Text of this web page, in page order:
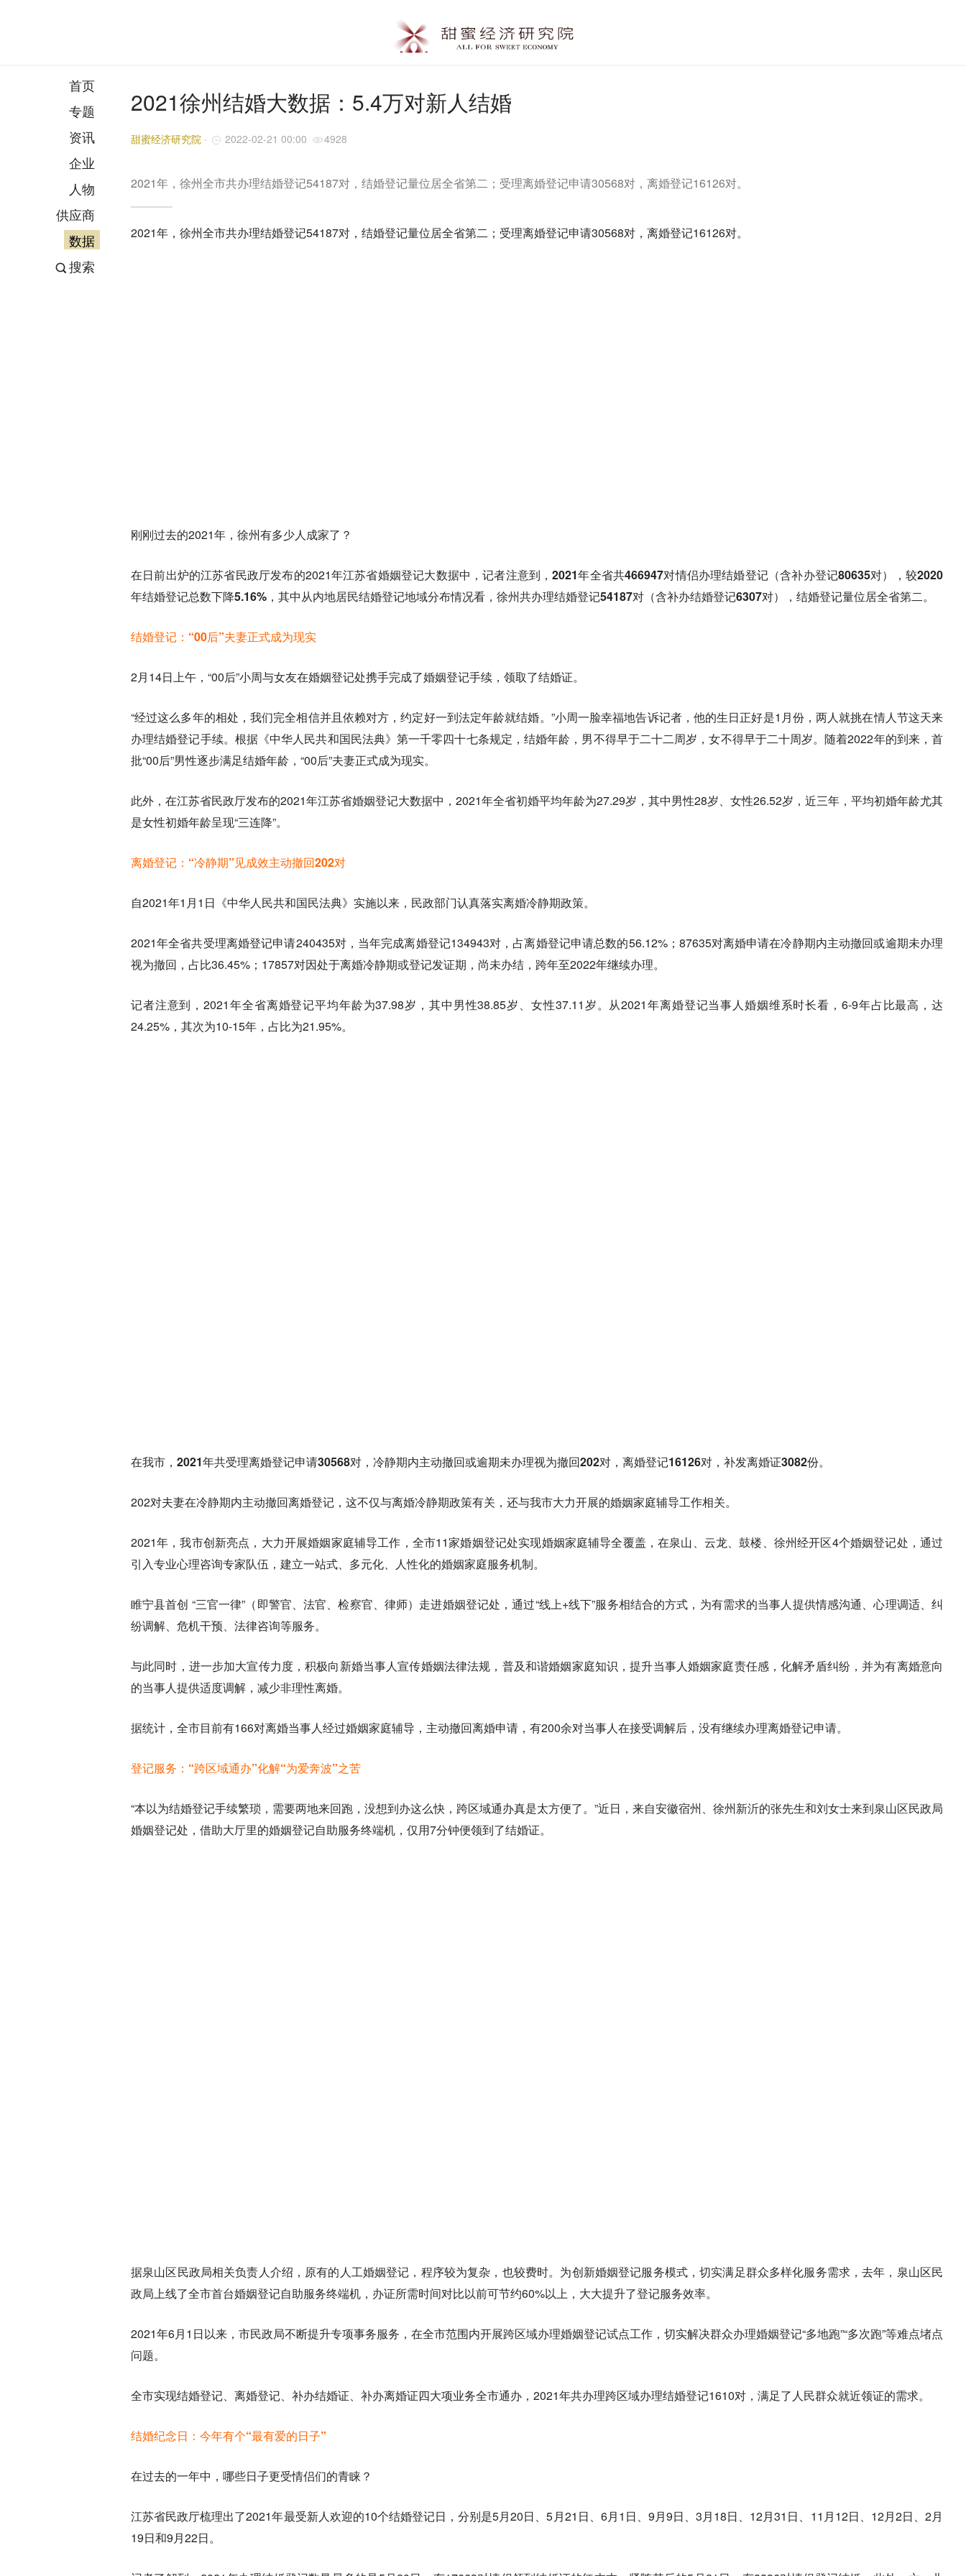
首页
专题
资讯
企业
人物
供应商
数据
搜索
2021徐州结婚大数据：5.4万对新人结婚
甜蜜经济研究院 · 2022-02-21 00:00 4928
2021年，徐州全市共办理结婚登记54187对，结婚登记量位居全省第二；受理离婚登记申请30568对，离婚登记16126对。
2021年，徐州全市共办理结婚登记54187对，结婚登记量位居全省第二；受理离婚登记申请30568对，离婚登记16126对。
刚刚过去的2021年，徐州有多少人成家了？
在日前出炉的江苏省民政厅发布的2021年江苏省婚姻登记大数据中，记者注意到，2021年全省共466947对情侣办理结婚登记（含补办登记80635对），较2020
年结婚登记总数下降5.16%，其中从内地居民结婚登记地域分布情况看，徐州共办理结婚登记54187对（含补办结婚登记6307对），结婚登记量位居全省第二。
结婚登记：“00后”夫妻正式成为现实
2月14日上午，“00后”小周与女友在婚姻登记处携手完成了婚姻登记手续，领取了结婚证。
“经过这么多年的相处，我们完全相信并且依赖对方，约定好一到法定年龄就结婚。”小周一脸幸福地告诉记者，他的生日正好是1月份，两人就挑在情人节这天来
办理结婚登记手续。根据《中华人民共和国民法典》第一千零四十七条规定，结婚年龄，男不得早于二十二周岁，女不得早于二十周岁。随着2022年的到来，首
批“00后”男性逐步满足结婚年龄，“00后”夫妻正式成为现实。
此外，在江苏省民政厅发布的2021年江苏省婚姻登记大数据中，2021年全省初婚平均年龄为27.29岁，其中男性28岁、女性26.52岁，近三年，平均初婚年龄尤其
是女性初婚年龄呈现“三连降”。
离婚登记：“冷静期”见成效主动撤回202对
自2021年1月1日《中华人民共和国民法典》实施以来，民政部门认真落实离婚冷静期政策。
2021年全省共受理离婚登记申请240435对，当年完成离婚登记134943对，占离婚登记申请总数的56.12%；87635对离婚申请在冷静期内主动撤回或逾期未办理
视为撤回，占比36.45%；17857对因处于离婚冷静期或登记发证期，尚未办结，跨年至2022年继续办理。
记者注意到，2021年全省离婚登记平均年龄为37.98岁，其中男性38.85岁、女性37.11岁。从2021年离婚登记当事人婚姻维系时长看，6-9年占比最高，达
24.25%，其次为10-15年，占比为21.95%。
在我市，2021年共受理离婚登记申请30568对，冷静期内主动撤回或逾期未办理视为撤回202对，离婚登记16126对，补发离婚证3082份。
202对夫妻在冷静期内主动撤回离婚登记，这不仅与离婚冷静期政策有关，还与我市大力开展的婚姻家庭辅导工作相关。
2021年，我市创新亮点，大力开展婚姻家庭辅导工作，全市11家婚姻登记处实现婚姻家庭辅导全覆盖，在泉山、云龙、鼓楼、徐州经开区4个婚姻登记处，通过
引入专业心理咨询专家队伍，建立一站式、多元化、人性化的婚姻家庭服务机制。
睢宁县首创 “三官一律”（即警官、法官、检察官、律师）走进婚姻登记处，通过“线上+线下”服务相结合的方式，为有需求的当事人提供情感沟通、心理调适、纠
纷调解、危机干预、法律咨询等服务。
与此同时，进一步加大宣传力度，积极向新婚当事人宣传婚姻法律法规，普及和谐婚姻家庭知识，提升当事人婚姻家庭责任感，化解矛盾纠纷，并为有离婚意向
的当事人提供适度调解，减少非理性离婚。
据统计，全市目前有166对离婚当事人经过婚姻家庭辅导，主动撤回离婚申请，有200余对当事人在接受调解后，没有继续办理离婚登记申请。
登记服务：“跨区域通办”化解“为爱奔波”之苦
“本以为结婚登记手续繁琐，需要两地来回跑，没想到办这么快，跨区域通办真是太方便了。”近日，来自安徽宿州、徐州新沂的张先生和刘女士来到泉山区民政局
婚姻登记处，借助大厅里的婚姻登记自助服务终端机，仅用7分钟便领到了结婚证。
据泉山区民政局相关负责人介绍，原有的人工婚姻登记，程序较为复杂，也较费时。为创新婚姻登记服务模式，切实满足群众多样化服务需求，去年，泉山区民
政局上线了全市首台婚姻登记自助服务终端机，办证所需时间对比以前可节约60%以上，大大提升了登记服务效率。
2021年6月1日以来，市民政局不断提升专项事务服务，在全市范围内开展跨区域办理婚姻登记试点工作，切实解决群众办理婚姻登记“多地跑”“多次跑”等难点堵点
问题。
全市实现结婚登记、离婚登记、补办结婚证、补办离婚证四大项业务全市通办，2021年共办理跨区域办理结婚登记1610对，满足了人民群众就近领证的需求。
结婚纪念日：今年有个“最有爱的日子”
在过去的一年中，哪些日子更受情侣们的青睐？
江苏省民政厅梳理出了2021年最受新人欢迎的10个结婚登记日，分别是5月20日、5月21日、6月1日、9月9日、3月18日、12月31日、11月12日、12月2日、2月
19日和9月22日。